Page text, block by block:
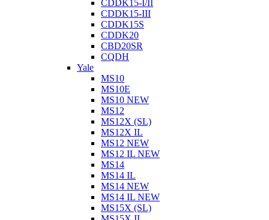
CDDK15-I/II
CDDK15-III
CDDK15S
CDDK20
CBD20SR
CQDH
Yale
MS10
MS10E
MS10 NEW
MS12
MS12X (SL)
MS12X IL
MS12 NEW
MS12 IL NEW
MS14
MS14 IL
MS14 NEW
MS14 IL NEW
MS15X (SL)